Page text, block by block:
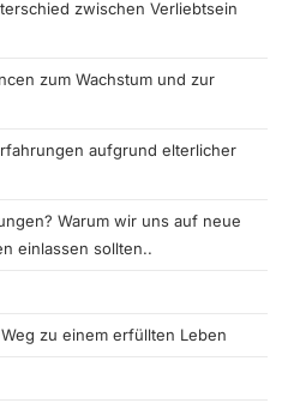
zwischen Verliebtsein
zum Wachstum und zur
aufgrund elterlicher
Warum wir uns auf neue
einlassen sollten..
zu einem erfüllten Leben